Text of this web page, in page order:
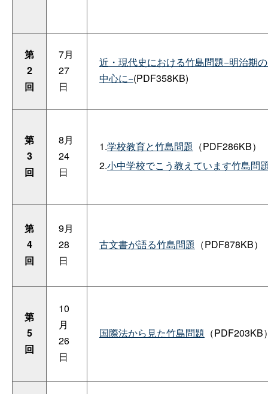
第
2
回
7月
27
日
近・現代史における竹島問題−明治期
中心に−(PDF358KB)
第
3
回
8月
24
日
1.学校教育と竹島問題 （PDF286KB）
2.小中学校でこう教えています竹島問
第
4
回
9月
28
日
古文書が語る竹島問題 （PDF878KB）
第
5
回
10
月
26
日
国際法から見た竹島問題 （PDF203KB